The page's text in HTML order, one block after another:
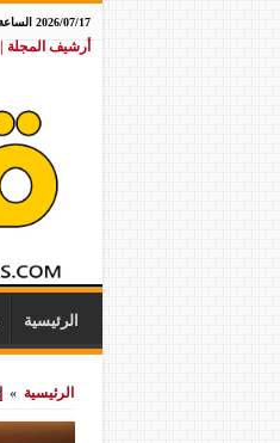
2026/07/17 الساعة 12:15 صباحًا
أرشيف المجلة |
الرئيسية
الرئيسية »